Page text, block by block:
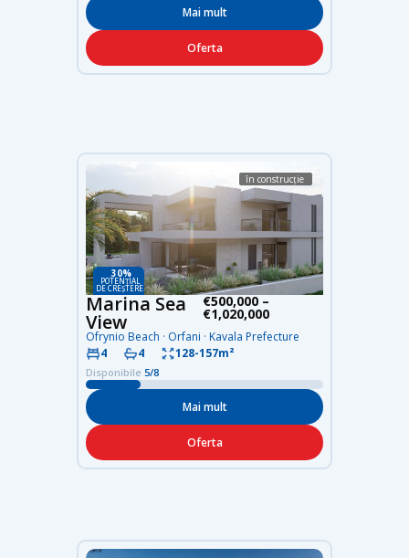
Mai mult
Oferta
30%
DE CREȘTERE
POTENȚIAL
în construcție
Marina Sea
View
€500,000 –
€1,020,000
Ofrynio Beach · Orfani · Kavala Prefecture
4
4 128-157m²
Disponibile 5/8
Mai mult
Oferta